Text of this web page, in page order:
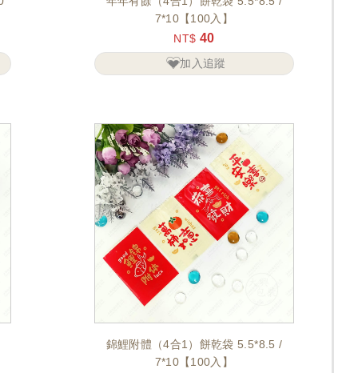
7*10【100入】
NT$ 40
加入追蹤
錦鯉附體（4合1）餅乾袋 5.5*8.5 /
7*10【100入】